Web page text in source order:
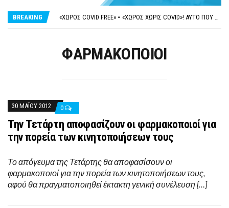
BREAKING
FAKE NEWS ΓΙΑ ΤΟ ΛΙΓΝΙΤΙΚΌ ΣΤΑΘΜΌ ΠΤΟΛΕΜΑΪ́ΔΑ 5 ΚΑΙ ΤΗΝ ΕΝΕΡΓΕΙΑΚΉ ΑΣΦΆΛΕΙΑ ΤΗΣ ΧΏΡΑΣ
ΦΑΡΜΑΚΟΠΟΙΟΙ
30 ΜΑΪ́ΟΥ 2012 0
Την Τετάρτη αποφασίζουν οι φαρμακοποιοί για
την πορεία των κινητοποιήσεων τους
Το απόγευμα της Τετάρτης θα αποφασίσουν οι
φαρμακοποιοί για την πορεία των κινητοποιήσεων τους,
αφού θα πραγματοποιηθεί έκτακτη γενική συνέλευση […]